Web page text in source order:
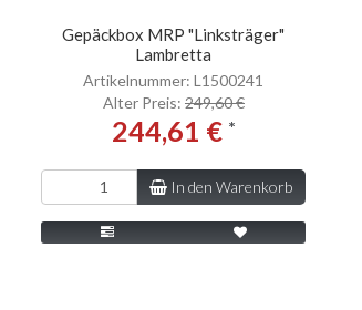
Gepäckbox MRP "Linksträger"
Lambretta
Artikelnummer: L1500241
Alter Preis: 249,60 €
244,61 € *
In den Warenkorb